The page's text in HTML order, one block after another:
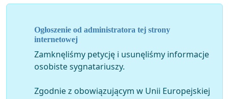
Ogłoszenie od administratora tej strony
internetowej
Zamknęliśmy petycję i usunęliśmy informacje
osobiste sygnatariuszy.
Zgodnie z obowiązującym w Unii Europejskiej